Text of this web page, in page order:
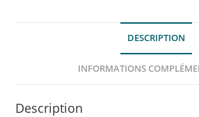
DESCRIPTION
INFORMATIONS
Description